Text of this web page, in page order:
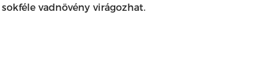
vadnövény virágozhat.